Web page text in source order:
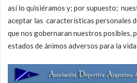
así lo quisiéramos y; por supuesto;
aceptar las características personales
que nos gobernaran nuestros posibles,
estados de ánimos adversos para la